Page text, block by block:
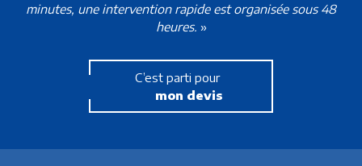
minutes, une intervention rapide est organisée sous 48
heures. »
C’est parti pour
mon devis